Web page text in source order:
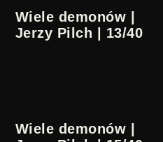
Wiele demonów |
Jerzy Pilch | 13/40
Wiele demonów |